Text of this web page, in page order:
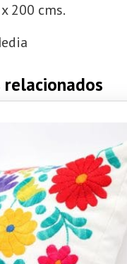
200 cms.